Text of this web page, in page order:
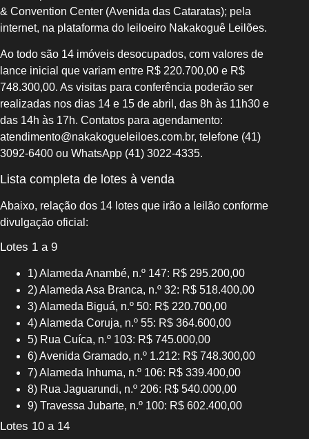
& Convention Center (Avenida das Cataratas); pela
internet, na plataforma do leiloeiro Nakakoguê Leilões.
Ao todo são 14 imóveis desocupados, com valores de
lance inicial que variam entre R$ 220.700,00 e R$
748.300,00. As visitas para conferência poderão ser
realizadas nos dias 14 e 15 de abril, das 8h às 11h30 e
das 14h às 17h. Contatos para agendamento:
atendimento@nakakogueleiloes.com.br, telefone (41)
3092-6400 ou WhatsApp (41) 3022-4335.
Lista completa de lotes à venda
Abaixo, relação dos 14 lotes que irão a leilão conforme
divulgação oficial:
Lotes 1 a 9
1) Alameda Anambé, n.º 147: R$ 295.200,00
2) Alameda Asa Branca, n.º 32: R$ 518.400,00
3) Alameda Biguá, n.º 50: R$ 220.700,00
4) Alameda Coruja, n.º 55: R$ 364.600,00
5) Rua Cuíca, n.º 103: R$ 745.000,00
6) Avenida Gramado, n.º 1.212: R$ 748.300,00
7) Alameda Inhuma, n.º 106: R$ 339.400,00
8) Rua Jaguarundi, n.º 206: R$ 540.000,00
9) Travessa Jubarte, n.º 100: R$ 602.400,00
Lotes 10 a 14